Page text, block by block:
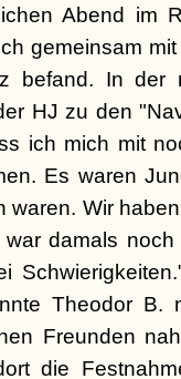
Abend im
gemeinsam
befand. In der
HJ zu den
ich mich mit
Es waren
waren. Wir
damals
Theodor B.
Freunden
die